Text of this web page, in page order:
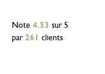
Note 4.53 sur 5
par 261 clients